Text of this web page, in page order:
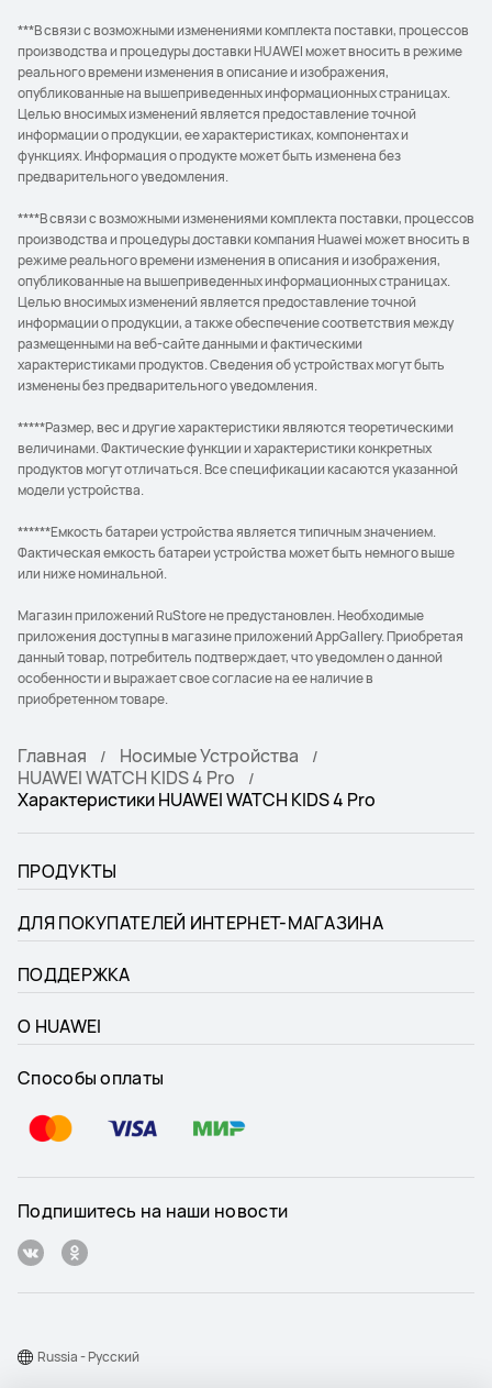
***В связи с возможными изменениями комплекта поставки, процессов
производства и процедуры доставки HUAWEI может вносить в режиме
реального времени изменения в описание и изображения,
опубликованные на вышеприведенных информационных страницах.
Целью вносимых изменений является предоставление точной
информации о продукции, ее характеристиках, компонентах и
функциях. Информация о продукте может быть изменена без
предварительного уведомления.
****В связи с возможными изменениями комплекта поставки, процессов
производства и процедуры доставки компания Huawei может вносить в
режиме реального времени изменения в описания и изображения,
опубликованные на вышеприведенных информационных страницах.
Целью вносимых изменений является предоставление точной
информации о продукции, а также обеспечение соответствия между
размещенными на веб-сайте данными и фактическими
характеристиками продуктов. Сведения об устройствах могут быть
изменены без предварительного уведомления.
*****Размер, вес и другие характеристики являются теоретическими
величинами. Фактические функции и характеристики конкретных
продуктов могут отличаться. Все спецификации касаются указанной
модели устройства.
******Емкость батареи устройства является типичным значением.
Фактическая емкость батареи устройства может быть немного выше
или ниже номинальной.
Магазин приложений RuStore не предустановлен. Необходимые
приложения доступны в магазине приложений AppGallery. Приобретая
данный товар, потребитель подтверждает, что уведомлен о данной
особенности и выражает свое согласие на ее наличие в
приобретенном товаре.
Главная
Носимые Устройства
HUAWEI WATCH KIDS 4 Pro
Характеристики HUAWEI WATCH KIDS 4 Pro
ПРОДУКТЫ
ДЛЯ ПОКУПАТЕЛЕЙ ИНТЕРНЕТ-МАГАЗИНА
ПОДДЕРЖКА
О HUAWEI
Способы оплаты
Подпишитесь на наши новости
Russia - Pусский